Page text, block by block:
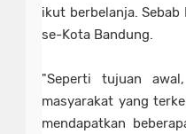
ikut berbelanja.
se-Kota Bandung.
"Seperti tujuan
masyarakat yang
mendapatkan